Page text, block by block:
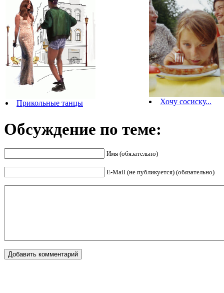
Прикольные танцы Хочу сосиску...
Обсуждение по теме:
Имя (обязательно)
E-Mail (не публикуется) (обязательно)